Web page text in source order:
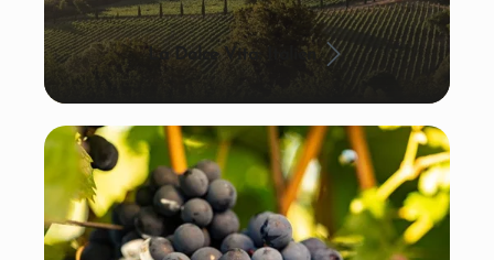
La Dolce Vita: Italien